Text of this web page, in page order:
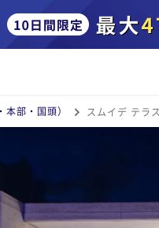
部・国頭） スムイデ テラ